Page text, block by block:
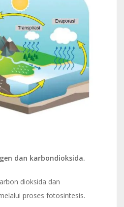
dan karbondioksida.
dioksida dan
proses fotosintesis.